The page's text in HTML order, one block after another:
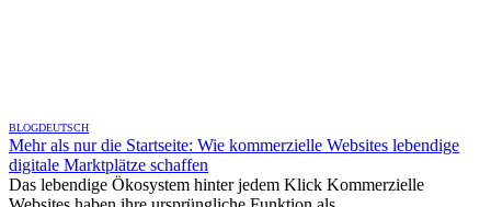
BLOGDEUTSCH
Mehr als nur die Startseite: Wie kommerzielle Websites lebendige
digitale Marktplätze schaffen
Das lebendige Ökosystem hinter jedem Klick Kommerzielle